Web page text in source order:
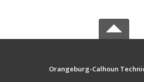
Orangeburg-Calhoun